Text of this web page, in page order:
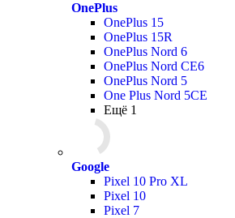
OnePlus
OnePlus 15
OnePlus 15R
OnePlus Nord 6
OnePlus Nord CE6
OnePlus Nord 5
One Plus Nord 5CE
Ещё 1
Google
Pixel 10 Pro XL
Pixel 10
Pixel 7